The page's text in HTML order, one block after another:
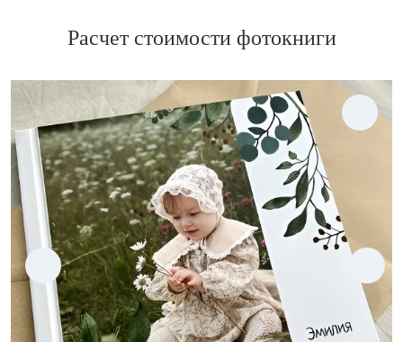
Расчет стоимости фотокниги